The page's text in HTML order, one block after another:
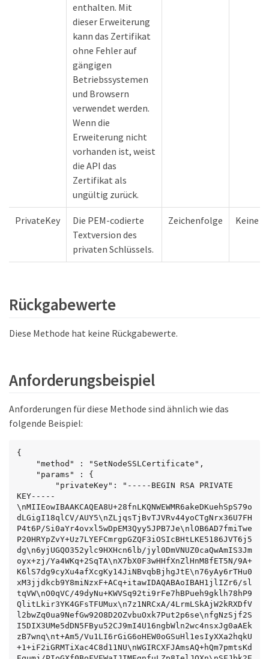
enthalten. Mit
dieser Erweiterung
kann das Zertifikat
ohne Fehler auf
gängigen
Betriebssystemen
und Browsern
verwendet werden.
Wenn die
Erweiterung nicht
vorhanden ist, weist
die API das
Zertifikat als
ungültig zurück.
PrivateKey
Die PEM-codierte
Textversion des
privaten Schlüssels.
Zeichenfolge Keine
Rückgabewerte
Diese Methode hat keine Rückgabewerte.
Anforderungsbeispiel
Anforderungen für diese Methode sind ähnlich wie das
folgende Beispiel:
{
KEY-----
\nMIIEowIBAAKCAQEA8U+28fnLKQNWEWMR6akeDKuehSpS79o
dLGigI18qlCV/AUY5\nZLjqsTjBvTJVRv44yoCTgNrx36U7FH
P4t6P/Si0aYr4ovxl5wDpEM3Qyy5JPB7Je\nlOB6AD7fmiTwe
P20HRYpZvY+Uz7LYEFCmrgpGZQF3iOSIcBHtLKE5186JVT6j5
dg\n6yjUGQO352ylc9HXHcn6lb/jyl0DmVNUZ0caQwAmIS3Jm
oyx+zj/Ya4WKq+2SqTA\nX7bX0F3wHHfXnZlHnM8fET5N/9A+
K6lS7dg9cyXu4afXcgKy14JiNBvqbBjhgJtE\n76yAy6rTHu0
xM3jjdkcb9Y8miNzxF+ACq+itawIDAQABAoIBAH1jlIZr6/sl
tqVW\nO0qVC/49dyNu+KWVSq92ti9rFe7hBPueh9gklh78hP9
QlitLkir3YK4GFsTFUMux\n7z1NRCxA/4LrmLSkAjW2kRXDfV
l2bwZq0ua9NefGw92O8D2OZvbuOxk7Put2p6se\nfgNzSjf2S
I5DIX3UMe5dDN5FByu52CJ9mI4U16ngbWln2wc4nsxJg0aAEk
zB7wnq\nt+Am5/Vu1LI6rGiG6oHEW0oGSuHl1esIyXXa2hqkU
+1+iF2iGRMTiXac4C8d11NU\nWGIRCXFJAmsAQ+hQm7pmtsKd